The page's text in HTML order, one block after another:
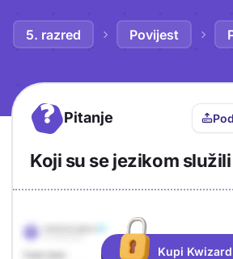
5. razred Povijest
? Pitanje
Koji su se jezikom
Odgovor
Objašnjenje
Kupi